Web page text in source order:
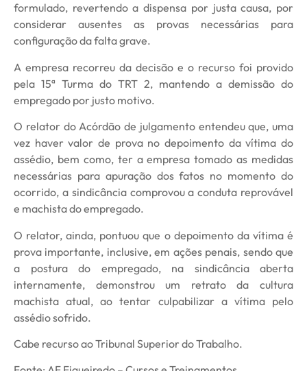
formulado, revertendo a dispensa por justa causa, por
considerar ausentes as provas necessárias para
configuração da falta grave.
A empresa recorreu da decisão e o recurso foi provido
pela 15ª Turma do TRT 2, mantendo a demissão do
empregado por justo motivo.
O relator do Acórdão de julgamento entendeu que, uma
vez haver valor de prova no depoimento da vítima do
assédio, bem como, ter a empresa tomado as medidas
necessárias para apuração dos fatos no momento do
ocorrido, a sindicância comprovou a conduta reprovável
e machista do empregado.
O relator, ainda, pontuou que o depoimento da vítima é
prova importante, inclusive, em ações penais, sendo que
a postura do empregado, na sindicância aberta
internamente, demonstrou um retrato da cultura
machista atual, ao tentar culpabilizar a vítima pelo
assédio sofrido.
Cabe recurso ao Tribunal Superior do Trabalho.